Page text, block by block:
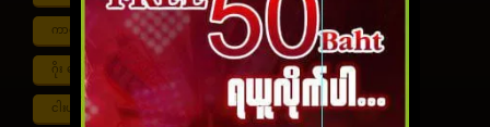
ကာစီနို ငါး ပစ် ဂိမ်း ကာစီနို စလော့ဂိမ်း ကျွဲ စလော့ဂိမ်း
ဂိုး ပေါင်း လောင်း နည်း ငါး ဂိမ်း ငွေ အကောင် ဆုံး
ငါးပစ်ဂိမ်း App download ငါး ပစ် ဂိမ်း link